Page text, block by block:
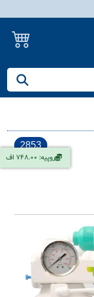
روپیه: 748.00 اف
2853